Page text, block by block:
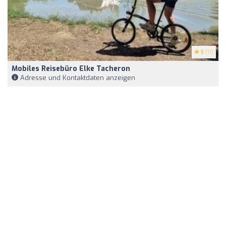
5 (11)
Mobiles Reisebüro Elke Tacheron
Adresse und Kontaktdaten anzeigen